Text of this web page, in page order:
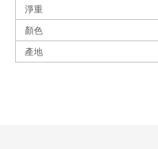
淨重
顏色
產地